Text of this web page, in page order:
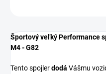
Športový veľký Performance
M4 - G82
Tento spojlerdodá Vášmu